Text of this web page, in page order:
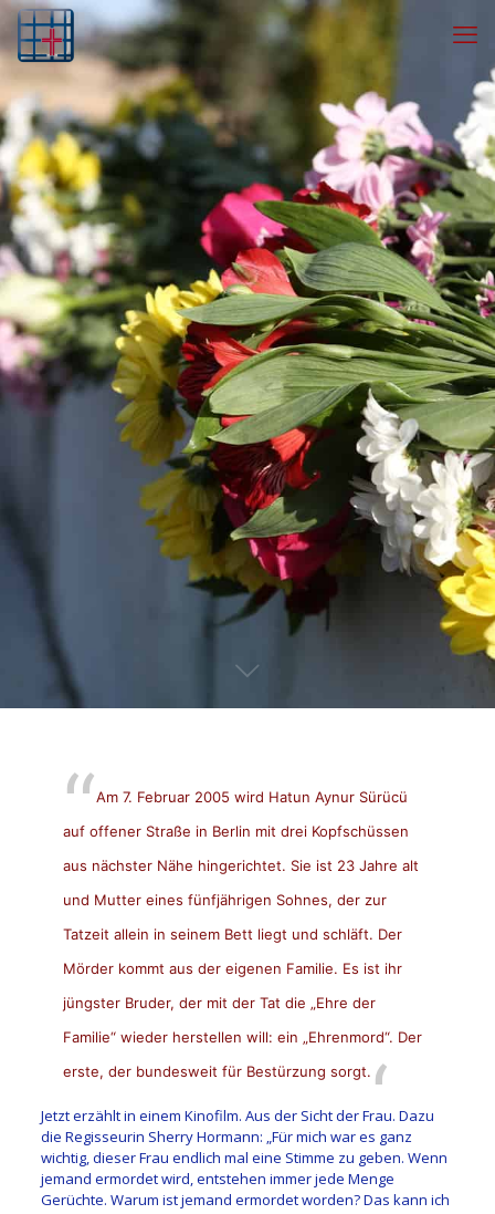
Am 7. Februar 2005 wird Hatun Aynur Sürücü
auf offener Straße in Berlin mit drei Kopfschüssen
aus nächster Nähe hingerichtet. Sie ist 23 Jahre alt
und Mutter eines fünfjährigen Sohnes, der zur
Tatzeit allein in seinem Bett liegt und schläft. Der
Mörder kommt aus der eigenen Familie. Es ist ihr
jüngster Bruder, der mit der Tat die „Ehre der
Familie“ wieder herstellen will: ein „Ehrenmord“. Der
erste, der bundesweit für Bestürzung sorgt.
Jetzt erzählt in einem Kinofilm. Aus der Sicht der Frau. Dazu
die Regisseurin Sherry Hormann: „Für mich war es ganz
wichtig, dieser Frau endlich mal eine Stimme zu geben. Wenn
jemand ermordet wird, entstehen immer jede Menge
Gerüchte. Warum ist jemand ermordet worden? Das kann ich